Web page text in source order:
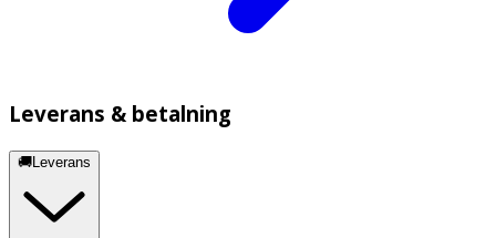
Leverans & betalning
🚚Leverans